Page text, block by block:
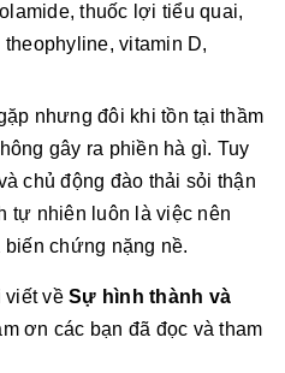
thuốc lợi tiểu quai,
vitamin D,
nhưng đôi khi tồn tại thầm
gây ra phiền hà gì. Tuy
chủ động đào thải sỏi thận
tự nhiên luôn là việc nên
chứng nặng nề.
viết về Sự hình thành và
ơn các bạn đã đọc và tham